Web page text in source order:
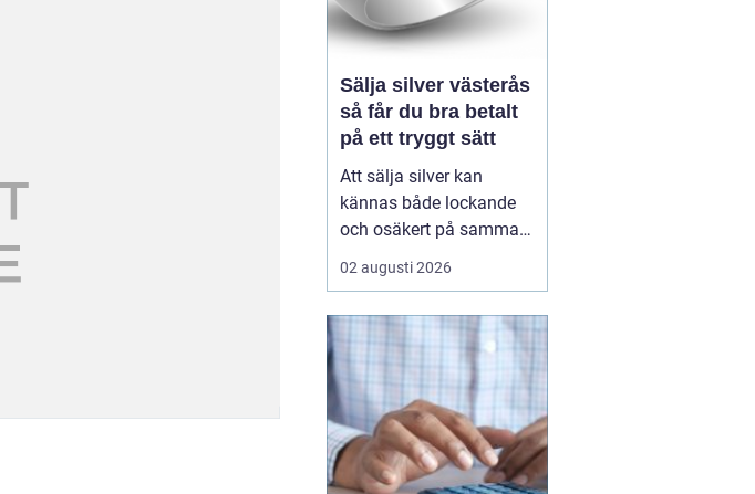
Sälja silver västerås
så får du bra betalt
på ett tryggt sätt
Att sälja silver kan
kännas både lockande
och osäkert på samma
gång. Många sitter på
silversmycken, bestick
liggande i ett skåp år
efter år. Frågan dyker
ofta upp: är det värt
något, och hur går en
försäljning faktiskt till?
...
02 augusti 2026